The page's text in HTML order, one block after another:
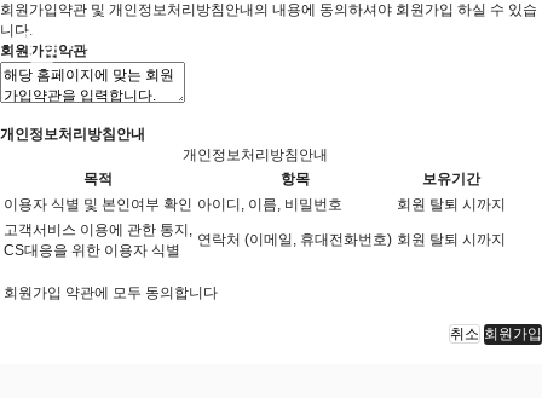
회원가입약관 및 개인정보처리방침안내의 내용에 동의하셔야 회원가입 하실 수 있습
니다.
회원가입약관
개인정보처리방침안내
개인정보처리방침안내
목적
항목
보유기간
이용자 식별 및 본인여부 확인 아이디, 이름, 비밀번호
회원 탈퇴 시까지
고객서비스 이용에 관한 통지,
CS대응을 위한 이용자 식별
연락처 (이메일, 휴대전화번호) 회원 탈퇴 시까지
회원가입 약관에 모두 동의합니다
취소 회원가입